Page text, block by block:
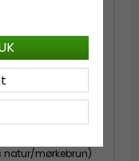
natur/mørkebrun)